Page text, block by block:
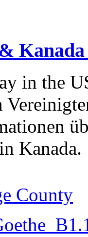
in the
Kanada.
County